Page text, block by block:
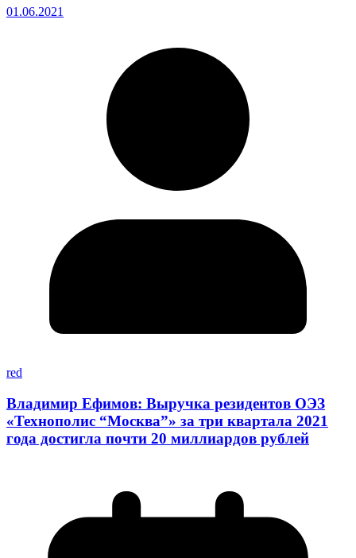
01.06.2021
red
Владимир Ефимов: Выручка резидентов ОЭЗ
«Технополис “Москва”» за три квартала 2021
года достигла почти 20 миллиардов рублей